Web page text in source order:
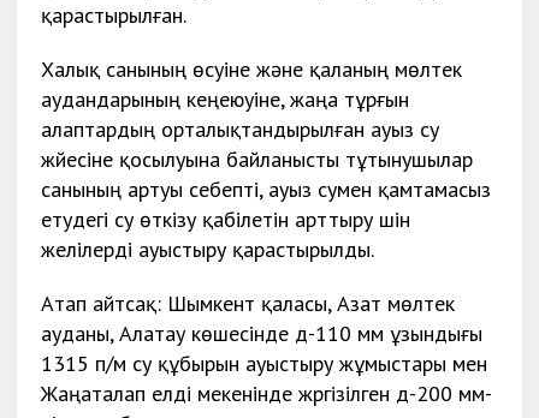
қарастырылған.
Халық санының өсуіне және қаланың мөлтек
аудандарының кеңеюуіне, жаңа тұрғын
алаптардың орталықтандырылған ауыз су
жүйесіне қосылуына байланысты тұтынушылар
санының артуы себепті, ауыз сумен қамтамасыз
етудегі су өткізу қабілетін арттыру үшін
желілерді ауыстыру қарастырылды.
Атап айтсақ: Шымкент қаласы, Азат мөлтек
ауданы, Алатау көшесінде д-110 мм ұзындығы
1315 п/м су құбырын ауыстыру жұмыстары мен
Жаңаталап елді мекенінде жүргізілген д-200 мм-